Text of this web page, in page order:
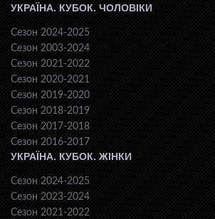
УКРАЇНА. КУБОК. ЧОЛОВІКИ
Сезон 2024-2025
Сезон 2003-2024
Сезон 2021-2022
Сезон 2020-2021
Сезон 2019-2020
Сезон 2018-2019
Сезон 2017-2018
Сезон 2016-2017
УКРАЇНА. КУБОК. ЖІНКИ
Сезон 2024-2025
Сезон 2023-2024
Сезон 2021-2022